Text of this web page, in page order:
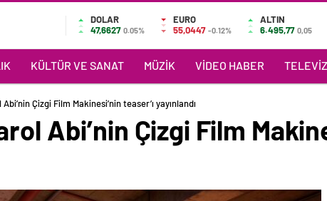
DOLAR
47,6627 0.05%
EURO
55,0447 -0.12%
ALTIN
6.495,77 0,05
KÜLTÜR VE SANAT MÜZIK VIDEO HABER
Çizgi Film Makinesi’nin teaser’ı yayınlandı
Abi’nin Çizgi Film